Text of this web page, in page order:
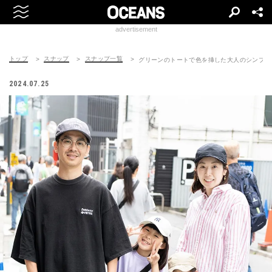
advertisement
トップ スナップ スナップ一覧 グリーンのトートで色を挿した大人のシンプ
2024.07.25